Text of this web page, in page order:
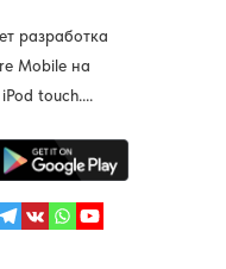
разработка
Mobile на
touch....